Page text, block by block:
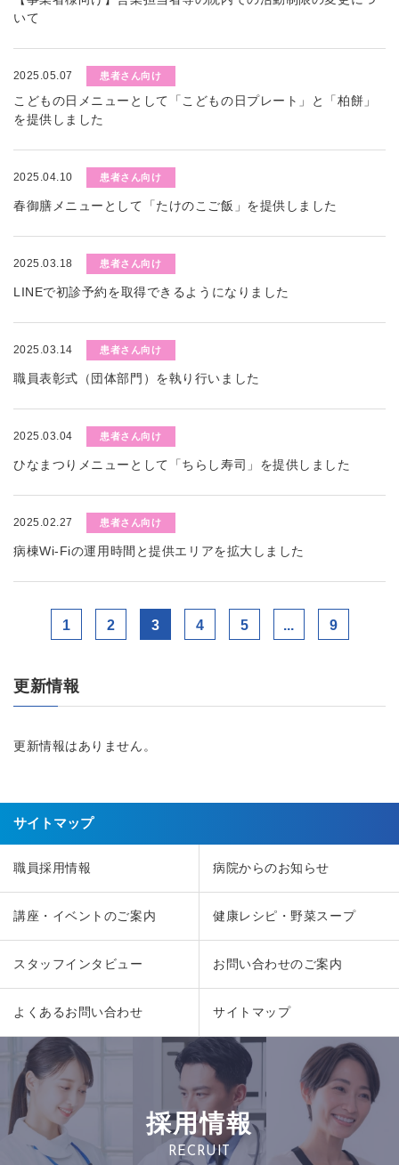
いて
2025.05.07 患者さん向け
こどもの日メニューとして「こどもの日プレート」と「柏餅」
を提供しました
2025.04.10 患者さん向け
春御膳メニューとして「たけのこご飯」を提供しました
2025.03.18 患者さん向け
LINEで初診予約を取得できるようになりました
2025.03.14 患者さん向け
職員表彰式（団体部門）を執り行いました
2025.03.04 患者さん向け
ひなまつりメニューとして「ちらし寿司」を提供しました
2025.02.27 患者さん向け
病棟Wi-Fiの運用時間と提供エリアを拡大しました
1 2 3 4 5 ... 9
更新情報
更新情報はありません。
サイトマップ
職員採用情報 病院からのお知らせ
講座・イベントのご案内 健康レシピ・野菜スープ
スタッフインタビュー お問い合わせのご案内
よくあるお問い合わせ サイトマップ
採用情報
RECRUIT